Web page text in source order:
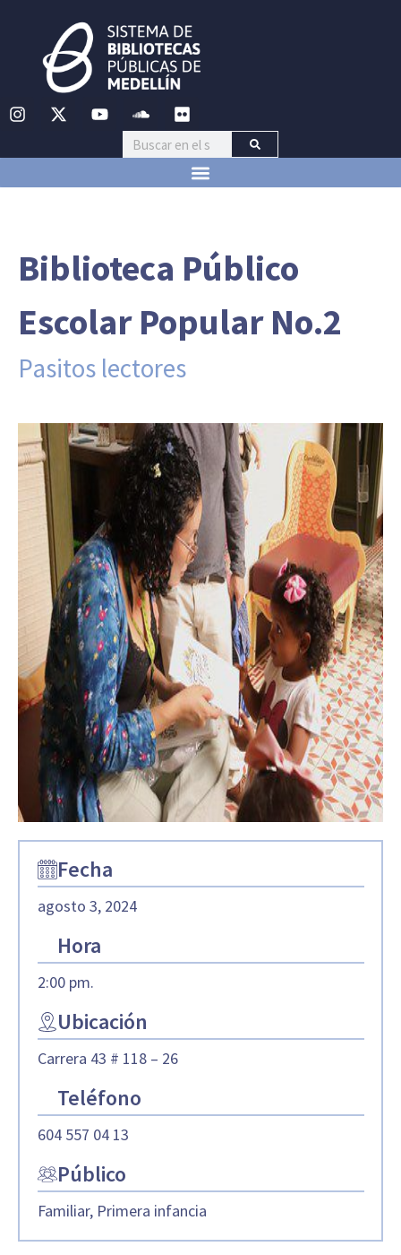
Biblioteca Público
Escolar Popular No.2
Pasitos lectores
Fecha
agosto 3, 2024
Hora
2:00 pm.
Ubicación
Carrera 43 # 118 – 26
Teléfono
604 557 04 13
Público
Familiar, Primera infancia